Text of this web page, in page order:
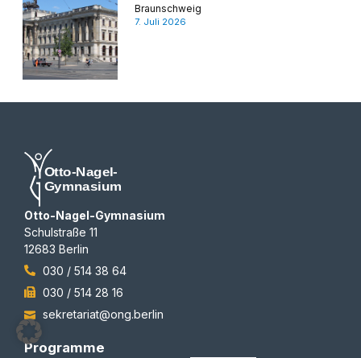
Braunschweig
7. Juli 2026
Otto-Nagel-Gymnasium
Schulstraße 11
12683 Berlin
030 / 514 38 64
030 / 514 28 16
sekretariat@ong.berlin
Programme